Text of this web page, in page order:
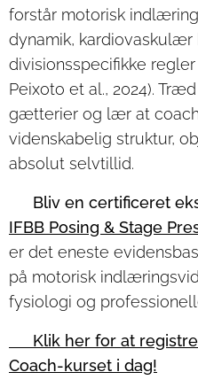
forstår motorisk
dynamik, kardiovaskulær
divisionsspecifikke regler
Peixoto et al., 2024).
gætterier og lær at
videnskabelig struktur,
absolut selvtillid.
Bliv en certificeret
IFBB Posing & Stage
er det eneste
på motorisk
fysiologi og
Klik her for at
Coach-kurset i dag!